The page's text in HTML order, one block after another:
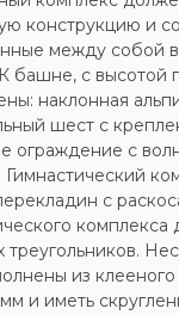
конструкцию и
между собой
К башне, с
наклонная
шест с
ограждение с
Гимнастический
с
треугольников.
из
и иметь